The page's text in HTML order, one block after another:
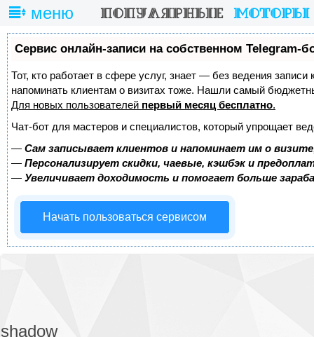
меню
Сервис онлайн-записи на собственном Telegram-
Тот, кто работает в сфере услуг, знает — без ведения
напоминать клиентам о визитах тоже. Нашли самый
Для новых пользователей первый месяц бесплатно.
Чат-бот для мастеров и специалистов, который упрощает
— Сам записывает клиентов и напоминает им о
— Персонализирует скидки, чаевые, кэшбэк и
— Увеличивает доходимость и помогает больше
Начать пользоваться сервисом
shadow